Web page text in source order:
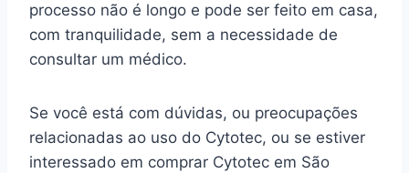
processo não é longo e pode ser feito em casa,
com tranquilidade, sem a necessidade de
consultar um médico.
Se você está com dúvidas, ou preocupações
relacionadas ao uso do Cytotec, ou se estiver
interessado em comprar Cytotec em São